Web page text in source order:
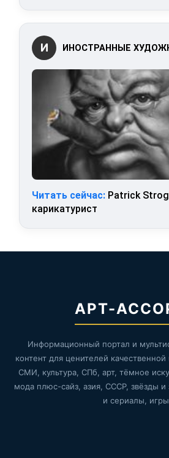
И ИНОСТРАННЫЕ
Читать сейчас: Patrick
карикатурист
АРТ-
Информационный портал и
контент для ценителей
СМИ, культура, СПб, арт, тёмное
мода плюс-сайз, азия, СССР, звёзды
и сериалы,